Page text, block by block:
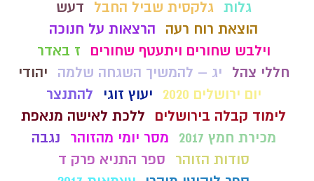
גלות גלקסית שביל החבל
דעש
הוצאת רוח רעה
הרצאות על חנוכה
וילבש שחורים ויתעטף שחורים
ז באדר
חללי צהל
יג – להמשיך השגחה שלמה
יהודי
יום ירושלים 2020
יעוץ זוגי
להתנצר
לימוד קבלה בירושלים ללכת לאישה מנאפת
מכירת חמץ 2017
מסר יומי מהזוהר
נגבה
סודות הזוהר
ספר התניא פרק ד